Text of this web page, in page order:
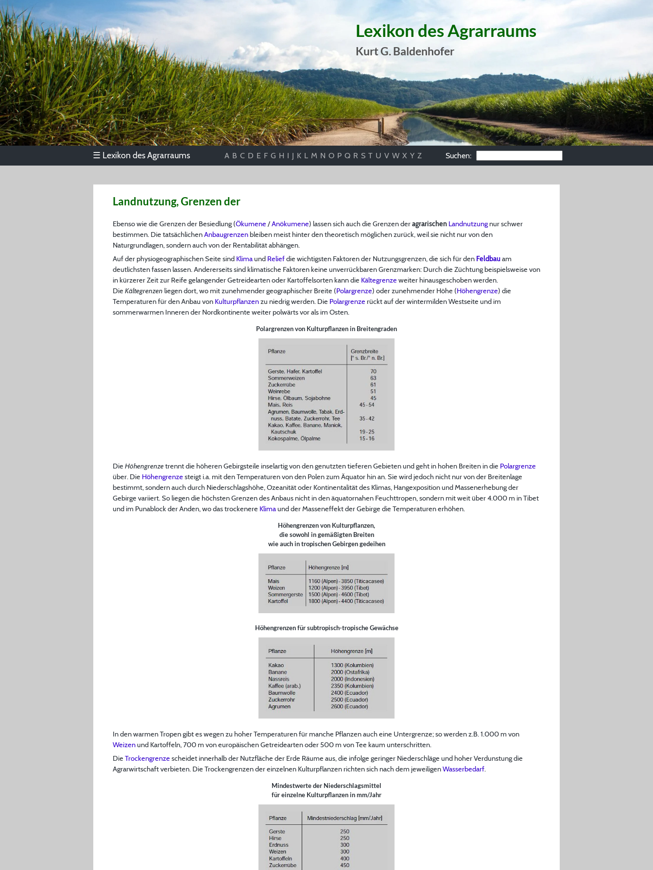
Lexikon des Agrarraums
Kurt G. Baldenhofer
☰ Lexikon des Agrarraums A B C D E F G H I J K L M N O P Q R S T U V W X Y Z Suchen:
Landnutzung, Grenzen der
Ebenso wie die Grenzen der Besiedlung (Ökumene /Anökumene) lassen sich auch die Grenzen deragrarischen Landnutzungnur schwer
bestimmen. Die tatsächlichenAnbaugrenzenbleiben meist hinter den theoretisch möglichen zurück, weil sie nicht nur von den
Naturgrundlagen, sondern auch von der Rentabilität abhängen.
Auf der physiogeographischen Seite sind Klimaund Reliefdie wichtigsten Faktoren der Nutzungsgrenzen, die sich für den Feldbauam
deutlichsten fassen lassen. Andererseits sind klimatische Faktoren keine unverrückbaren Grenzmarken: Durch die Züchtung beispielsweise von
in kürzerer Zeit zur Reife gelangender Getreidearten oder Kartoffelsorten kann die Kältegrenze weiter hinausgeschoben werden.
Die Kältegrenzen liegen dort, wo mit zunehmender geographischer Breite (Polargrenze) oder zunehmender Höhe (Höhengrenze) die
Temperaturen für den Anbau von Kulturpflanzenzu niedrig werden. Die Polargrenze rückt auf der wintermilden Westseite und im
sommerwarmen Inneren der Nordkontinente weiter polwärts vor als im Osten.
Polargrenzen von Kulturpflanzen in Breitengraden
Die Höhengrenzetrennt die höheren Gebirgsteile inselartig von den genutzten tieferen Gebieten und geht in hohen Breiten in die Polargrenze
über. Die Höhengrenze steigt i.a. mit den Temperaturen von den Polen zum Äquator hin an. Sie wird jedoch nicht nur von der Breitenlage
bestimmt, sondern auch durch Niederschlagshöhe, Ozeanität oder Kontinentalität des Klimas, Hangexposition und Massenerhebung der
Gebirge variiert. So liegen die höchsten Grenzen des Anbaus nicht in den äquatornahen Feuchttropen, sondern mit weit über 4.000 m in Tibet
und im Punablock der Anden, wo das trockenere Klimaund der Masseneffekt der Gebirge die Temperaturen erhöhen.
Höhengrenzen von Kulturpflanzen,
die sowohl in gemäßigten Breiten
wie auch in tropischen Gebirgen gedeihen
Höhengrenzen für subtropisch-tropische Gewächse
In den warmen Tropen gibt es wegen zu hoher Temperaturen für manche Pflanzen auch eine Untergrenze; so werden z.B. 1.000 m von
Weizenund Kartoffeln, 700 m von europäischen Getreidearten oder 500 m von Tee kaum unterschritten.
Die Trockengrenze scheidet innerhalb der Nutzfläche der Erde Räume aus, die infolge geringer Niederschläge und hoher Verdunstung die
Agrarwirtschaft verbieten. Die Trockengrenzen der einzelnen Kulturpflanzen richten sich nach dem jeweiligenWasserbedarf.
Mindestwerte der Niederschlagsmittel
für einzelne Kulturpflanzen in mm/Jahr